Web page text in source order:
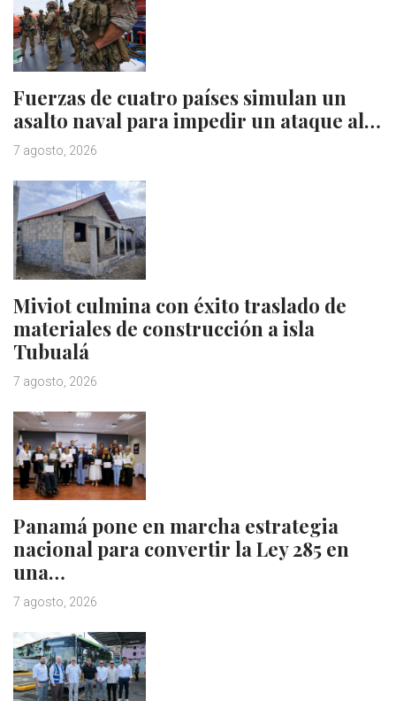
Fuerzas de cuatro países simulan un
asalto naval para impedir un ataque al…
7 agosto, 2026
Miviot culmina con éxito traslado de
materiales de construcción a isla
Tubualá
7 agosto, 2026
Panamá pone en marcha estrategia
nacional para convertir la Ley 285 en
una…
7 agosto, 2026